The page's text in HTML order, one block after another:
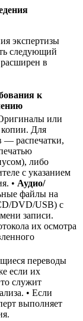
экспертизы
следующий
в
к
или
копии. Для
— распечатки,
либо
с указанием
• Аудио/
файлы на
DVD/USB) с
записи.
их осмотра
переводы
если их
служит
• Если
выполняет